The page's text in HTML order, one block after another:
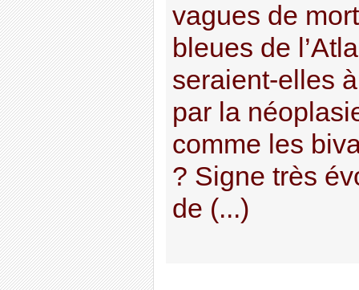
vagues de
bleues de
seraient-elles
par la
comme les
? Signe très
de (...)